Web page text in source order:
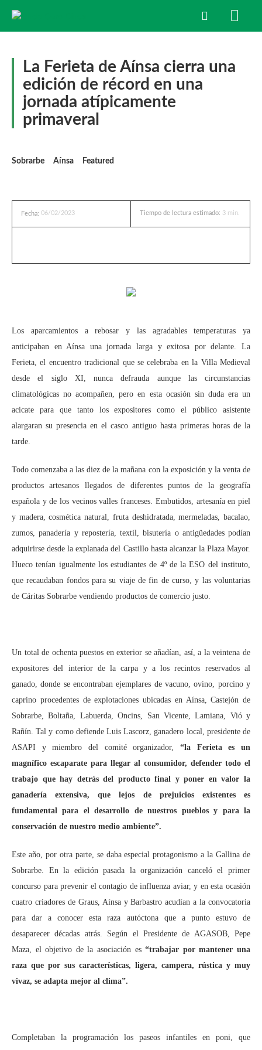
La Ferieta de Aínsa cierra una
edición de récord en una
jornada atípicamente
primaveral
Sobrarbe Aínsa Featured
Fecha: 06/02/2023 Tiempo de lectura estimado: 3 min.
Los aparcamientos a rebosar y las agradables temperaturas ya
anticipaban en Aínsa una jornada larga y exitosa por delante. La
Ferieta, el encuentro tradicional que se celebraba en la Villa Medieval
desde el siglo XI, nunca defrauda aunque las circunstancias
climatológicas no acompañen, pero en esta ocasión sin duda era un
acicate para que tanto los expositores como el público asistente
alargaran su presencia en el casco antiguo hasta primeras horas de la
tarde.
Todo comenzaba a las diez de la mañana con la exposición y la venta de
productos artesanos llegados de diferentes puntos de la geografía
española y de los vecinos valles franceses. Embutidos, artesanía en piel
y madera, cosmética natural, fruta deshidratada, mermeladas, bacalao,
zumos, panadería y repostería, textil, bisutería o antigüedades podían
adquirirse desde la explanada del Castillo hasta alcanzar la Plaza Mayor.
Hueco tenían igualmente los estudiantes de 4º de la ESO del instituto,
que recaudaban fondos para su viaje de fin de curso, y las voluntarias
de Cáritas Sobrarbe vendiendo productos de comercio justo.
Un total de ochenta puestos en exterior se añadían, así, a la veintena de
expositores del interior de la carpa y a los recintos reservados al
ganado, donde se encontraban ejemplares de vacuno, ovino, porcino y
caprino procedentes de explotaciones ubicadas en Aínsa, Castejón de
Sobrarbe, Boltaña, Labuerda, Oncins, San Vicente, Lamiana, Vió y
Rañín. Tal y como defiende Luis Lascorz, ganadero local, presidente de
ASAPI y miembro del comité organizador, “la Ferieta es un
magnífico escaparate para llegar al consumidor, defender todo el
trabajo que hay detrás del producto final y poner en valor la
ganadería extensiva, que lejos de prejuicios existentes es
fundamental para el desarrollo de nuestros pueblos y para la
conservación de nuestro medio ambiente”.
Este año, por otra parte, se daba especial protagonismo a la Gallina de
Sobrarbe. En la edición pasada la organización canceló el primer
concurso para prevenir el contagio de influenza aviar, y en esta ocasión
cuatro criadores de Graus, Aínsa y Barbastro acudían a la convocatoria
para dar a conocer esta raza autóctona que a punto estuvo de
desaparecer décadas atrás. Según el Presidente de AGASOB, Pepe
Maza, el objetivo de la asociación es“trabajar por mantener una
raza que por sus características, ligera, campera, rústica y muy
vivaz, se adapta mejor al clima”.
Completaban la programación los paseos infantiles en poni, que